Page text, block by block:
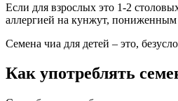
Если для взрослых это 1-2
аллергией на кунжут,
Семена чиа для детей – это,
Как употреблять